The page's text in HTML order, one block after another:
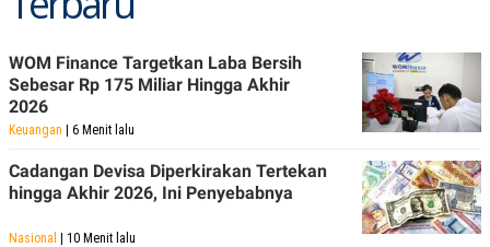
WOM Finance Targetkan Laba Bersih
Sebesar Rp 175 Miliar Hingga Akhir
2026
Keuangan | 6 Menit lalu
Cadangan Devisa Diperkirakan Tertekan
hingga Akhir 2026, Ini Penyebabnya
Nasional | 10 Menit lalu